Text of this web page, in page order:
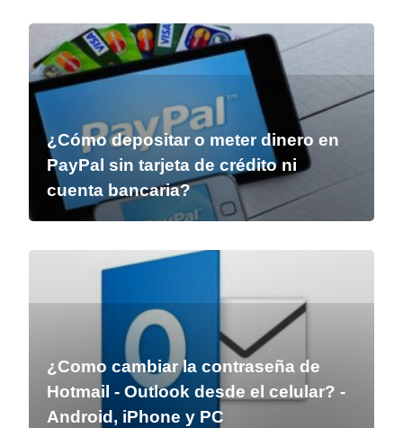
¿Cómo depositar o meter dinero en
PayPal sin tarjeta de crédito ni
cuenta bancaria?
¿Como cambiar la contraseña de
Hotmail - Outlook desde el celular? -
Android, iPhone y PC